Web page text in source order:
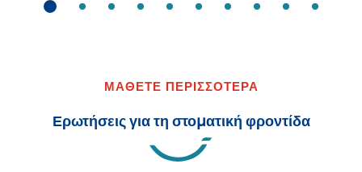
ΜΑΘΕΤΕ ΠΕΡΙΣΣΟΤΕΡΑ
Ερωτήσεις για τη στοματική φροντίδα